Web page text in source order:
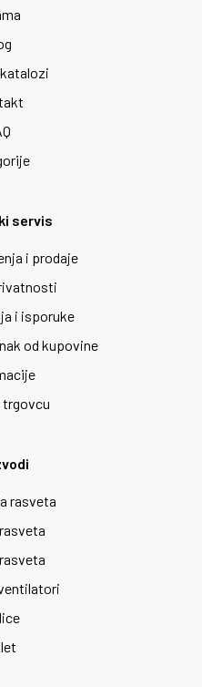
servis
i prodaje
i isporuke
od kupovine
trgovcu
rasveta